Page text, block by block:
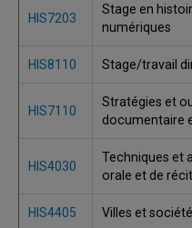
HIS7203
Stage en
numériques
HIS8110 Stage/travail
HIS7110
Stratégies et
documentaire
HIS4030
Techniques et
orale et de
HIS4405 Villes et